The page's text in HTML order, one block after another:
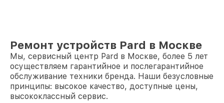
Ремонт устройств Pard в Москве
Мы, сервисный центр Pard в Москве, более 5 лет
осуществляем гарантийное и послегарантийное
обслуживание техники бренда. Наши безусловные
принципы: высокое качество, доступные цены,
высококлассный сервис.